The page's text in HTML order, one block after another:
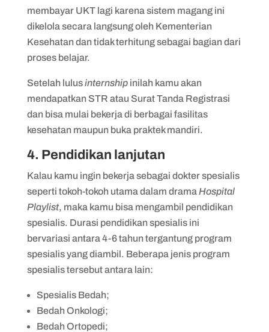
membayar UKT lagi karena sistem magang ini
dikelola secara langsung oleh Kementerian
Kesehatan dan tidak terhitung sebagai bagian dari
proses belajar.
Setelah lulusinternshipinilah kamu akan
mendapatkan STR atau Surat Tanda Registrasi
dan bisa mulai bekerja di berbagai fasilitas
kesehatan maupun buka praktek mandiri.
4. Pendidikan lanjutan
Kalau kamu ingin bekerja sebagai dokter spesialis
seperti tokoh-tokoh utama dalam drama Hospital
Playlist, maka kamu bisa mengambil pendidikan
spesialis. Durasi pendidikan spesialis ini
bervariasi antara 4-6 tahun tergantung program
spesialis yang diambil. Beberapa jenis program
spesialis tersebut antara lain:
Spesialis Bedah;
Bedah Onkologi;
Bedah Ortopedi;